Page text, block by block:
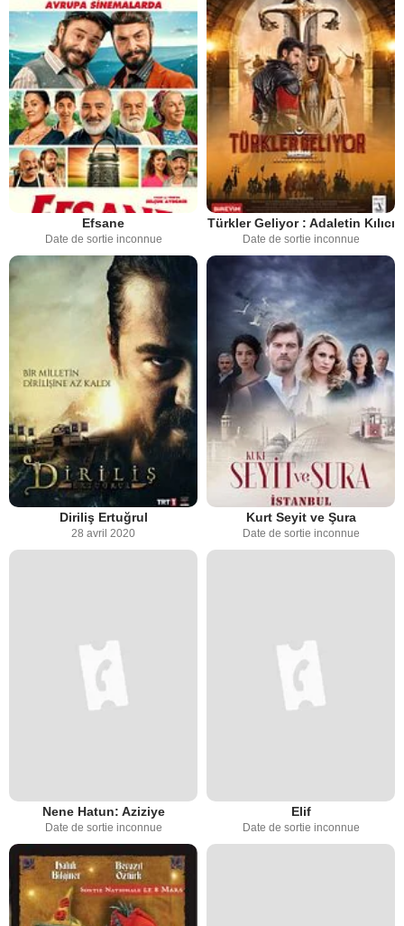
Efsane
Date de sortie inconnue
Türkler Geliyor : Adaletin Kılıcı
Date de sortie inconnue
Diriliş Ertuğrul
28 avril 2020
Kurt Seyit ve Şura
Date de sortie inconnue
Nene Hatun: Aziziye
Date de sortie inconnue
Elif
Date de sortie inconnue